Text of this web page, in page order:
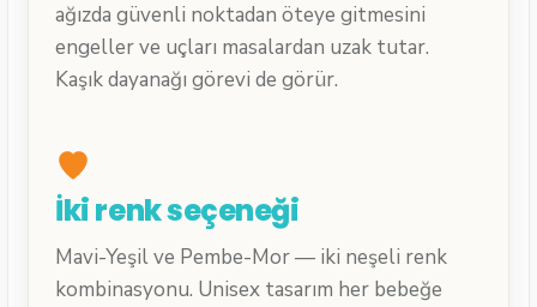
ağızda güvenli noktadan öteye gitmesini
engeller ve uçları masalardan uzak tutar.
Kaşık dayanağı görevi de görür.
İki renk seçeneği
Mavi-Yeşil ve Pembe-Mor — iki neşeli renk
kombinasyonu. Unisex tasarım her bebeğe